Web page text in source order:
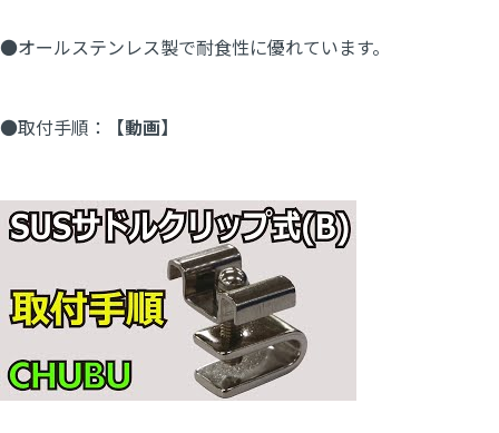
●オールステンレス製で耐食性に優れています。
●取付手順： 【動画】